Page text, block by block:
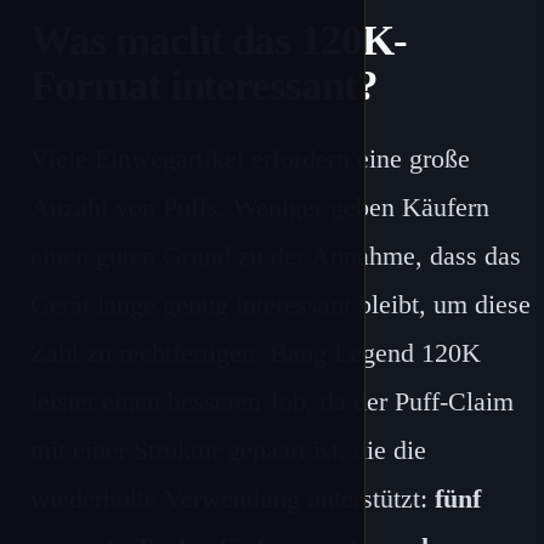
Was macht das 120K-
Format interessant?
Viele Einwegartikel erfordern eine große
Anzahl von Puffs. Weniger geben Käufern
einen guten Grund zu der Annahme, dass das
Gerät lange genug interessant bleibt, um diese
Zahl zu rechtfertigen. Bang Legend 120K
leistet einen besseren Job, da der Puff-Claim
mit einer Struktur gepaart ist, die die
wiederholte Verwendung unterstützt: fünf